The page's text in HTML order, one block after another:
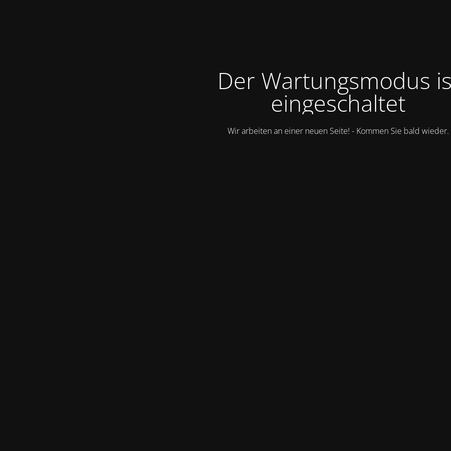
Der Wartungsmodus
eingeschaltet
Wir arbeiten an einer neuen Seite! - Kommen Sie bald wieder.